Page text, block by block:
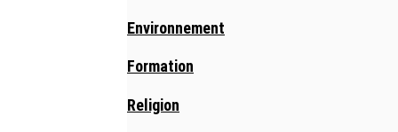
Environnement
Formation
Religion